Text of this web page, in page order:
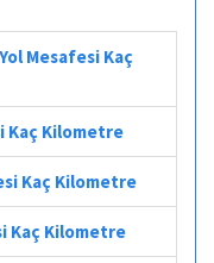
Mesafesi Kaç
Kaç Kilometre
Kaç Kilometre
Kaç Kilometre